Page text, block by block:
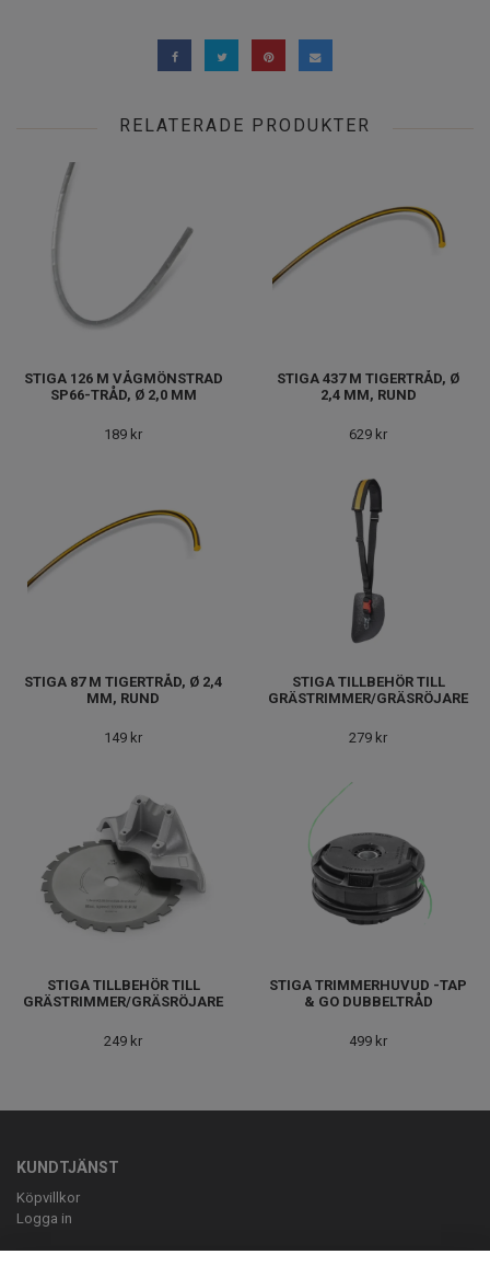
RELATERADE PRODUKTER
STIGA 126 M VÅGMÖNSTRAD
SP66-TRÅD, Ø 2,0 MM
189 kr
STIGA 437 M TIGERTRÅD, Ø
2,4 MM, RUND
629 kr
STIGA 87 M TIGERTRÅD, Ø 2,4
MM, RUND
149 kr
STIGA TILLBEHÖR TILL
GRÄSTRIMMER/GRÄSRÖJARE
279 kr
STIGA TILLBEHÖR TILL
GRÄSTRIMMER/GRÄSRÖJARE
249 kr
STIGA TRIMMERHUVUD -TAP
& GO DUBBELTRÅD
499 kr
KUNDTJÄNST
Köpvillkor
Logga in